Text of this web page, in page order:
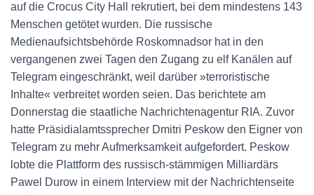
auf die Crocus City Hall rekrutiert, bei dem mindestens 143
Menschen getötet wurden. Die russische
Medienaufsichtsbehörde Roskomnadsor hat in den
vergangenen zwei Tagen den Zugang zu elf Kanälen auf
Telegram eingeschränkt, weil darüber »terroristische
Inhalte« verbreitet worden seien. Das berichtete am
Donnerstag die staatliche Nachrichtenagentur RIA. Zuvor
hatte Präsidialamtssprecher Dmitri Peskow den Eigner von
Telegram zu mehr Aufmerksamkeit aufgefordert. Peskow
lobte die Plattform des russisch-stämmigen Milliardärs
Pawel Durow in einem Interview mit der Nachrichtenseite